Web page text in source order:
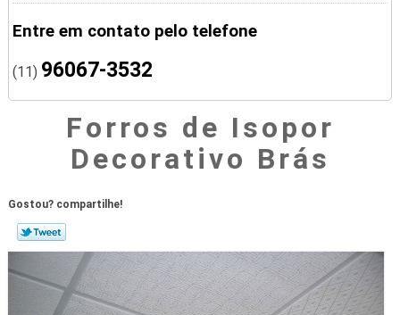
Entre em contato pelo telefone
(11) 96067-3532
Forros de Isopor
Decorativo Brás
Gostou? compartilhe!